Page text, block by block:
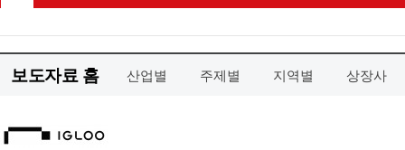
보도자료 홈 산업별 주제별 지역별 상장사